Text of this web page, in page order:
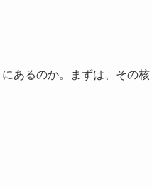
あるのか。まずは、その核